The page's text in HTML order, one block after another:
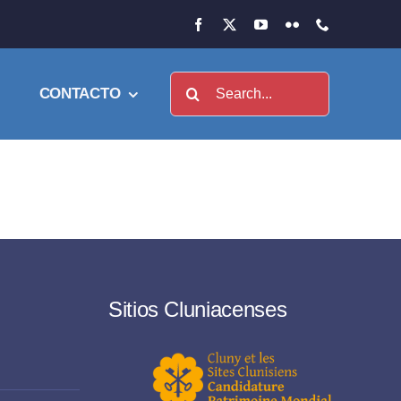
CONTACTO Buscar:
Sitios Cluniacenses